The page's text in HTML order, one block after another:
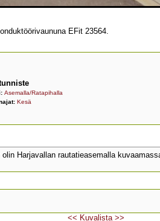
EFit 23564.
Asemalla/Ratapihalla
Kesä
Harjavallan rautatieasemalla
<< Kuvalista >>